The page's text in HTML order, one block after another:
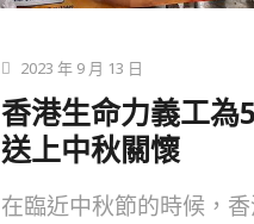
2023 年 9 月 13 日
香港生命力義工為
送上中秋關懷
在臨近中秋節的時候，